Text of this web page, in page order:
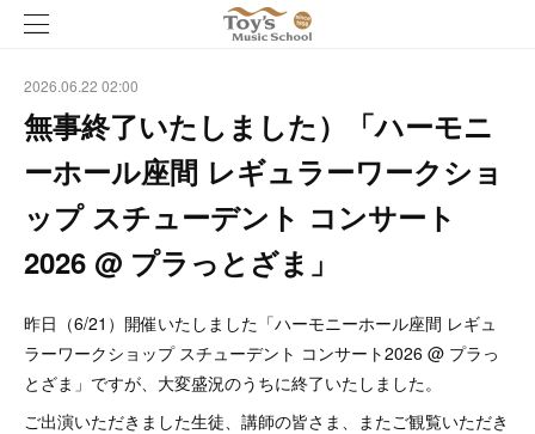
2026.06.22 02:00
無事終了いたしました）「ハーモニ
ーホール座間 レギュラーワークショ
ップ スチューデント コンサート
2026 @ プラっとざま」
昨日（6/21）開催いたしました「ハーモニーホール座間 レギュ
ラーワークショップ スチューデント コンサート2026 @ プラっ
とざま」ですが、大変盛況のうちに終了いたしました。
ご出演いただきました生徒、講師の皆さま、またご観覧いただき